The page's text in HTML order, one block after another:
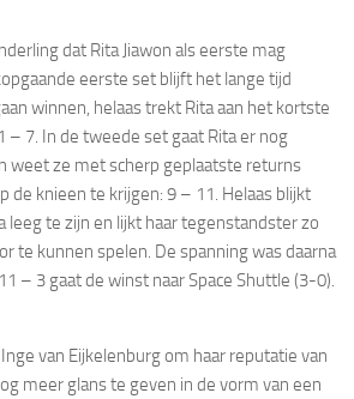
dat Rita Jiawon als eerste mag
eerste set blijft het lange tijd
winnen, helaas trekt Rita aan het kortste
– 7. In de tweede set gaat Rita er nog
weet ze met scherp geplaatste returns
de knieen te krijgen: 9 – 11. Helaas blijkt
leeg te zijn en lijkt haar tegenstandster zo
te kunnen spelen. De spanning was daarna
– 3 gaat de winst naar Space Shuttle (3-0).
van Eijkelenburg om haar reputatie van
meer glans te geven in de vorm van een